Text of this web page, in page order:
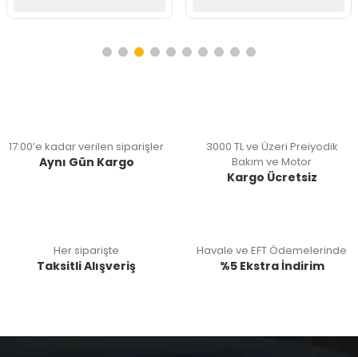
17:00’e kadar verilen siparişler
Aynı Gün Kargo
3000 TL ve Üzeri Preiyodik
Bakım ve Motor
Kargo Ücretsiz
Her siparişte
Taksitli Alışveriş
Havale ve EFT Ödemelerinde
%5 Ekstra İndirim